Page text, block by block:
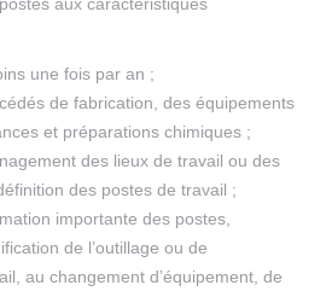
une fois par an ;
de fabrication, des équipements
et préparations chimiques ;
des lieux de travail ou des
des postes de travail ;
importante des postes,
de l’outillage ou de
au changement d’équipement, de